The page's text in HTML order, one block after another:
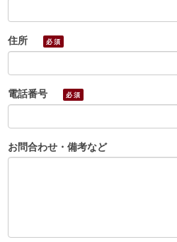
住所 必須
電話番号 必須
お問合わせ・備考など